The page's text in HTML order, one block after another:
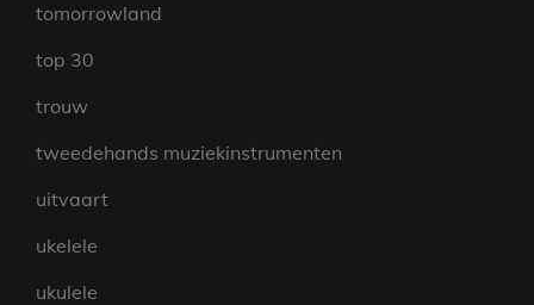
tomorrowland
top 30
trouw
tweedehands muziekinstrumenten
uitvaart
ukelele
ukulele